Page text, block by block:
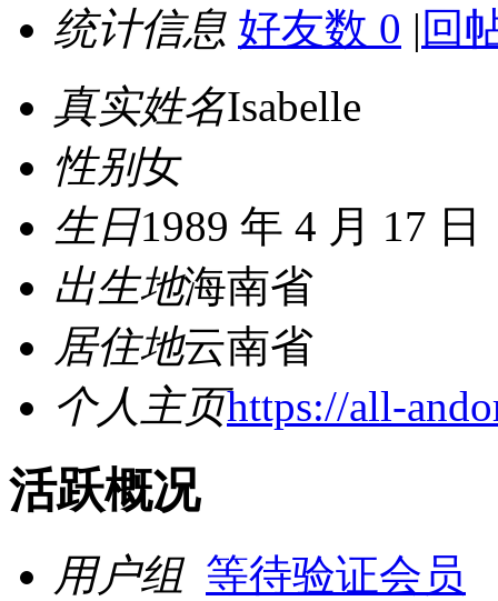
统计信息 好友数 0 | 回
真实姓名Isabelle
性别女
生日1989 年 4 月 17 日
出生地海南省
居住地云南省
个人主页https://all-
活跃概况
用户组 等待验证会员